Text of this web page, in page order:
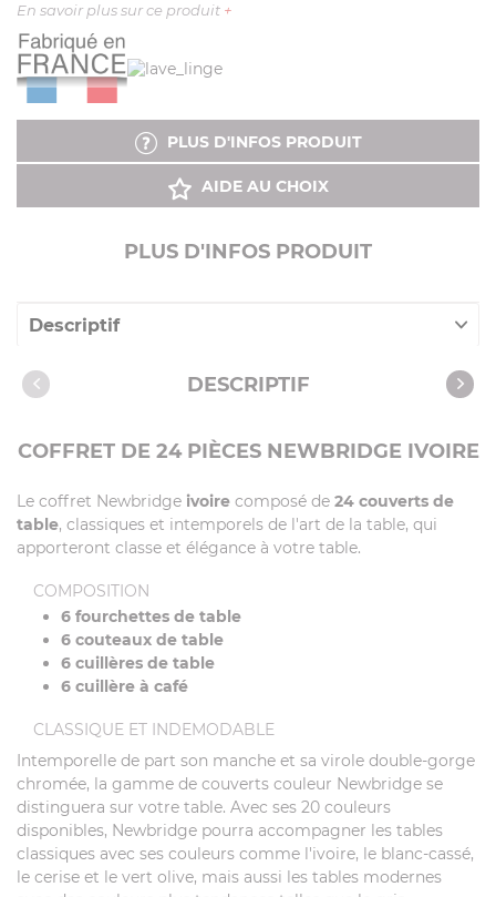
En savoir plus sur ce produit +
PLUS D'INFOS PRODUIT
AIDE AU CHOIX
PLUS D'INFOS PRODUIT
Descriptif
Caractéristiques DESCRIPTIF
COFFRET DE 24 PIÈCES NEWBRIDGE IVOIRE
Le coffret Newbridge ivoire composé de 24 couverts de
table, classiques et intemporels de l'art de la table, qui
apporteront classe et élégance à votre table.
COMPOSITION
6 fourchettes de table
6 couteaux de table
6 cuillères de table
6 cuillère à café
CLASSIQUE ET INDEMODABLE
Intemporelle de part son manche et sa virole double-gorge
chromée, la gamme de couverts couleur Newbridge se
distinguera sur votre table. Avec ses 20 couleurs
disponibles, Newbridge pourra accompagner les tables
classiques avec ses couleurs comme l'ivoire, le blanc-cassé,
le cerise et le vert olive, mais aussi les tables modernes